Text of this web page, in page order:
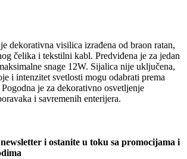
dekorativna visilica izrađena od braon ratan,
čelika i tekstilni kabl. Predviđena je za jedan
snage 12W. Sijalica nije uključena,
i intenzitet svetlosti mogu odabrati prema
je za dekorativno osvetljenje
i savremenih enterijera.
i ostanite u toku sa promocijama i